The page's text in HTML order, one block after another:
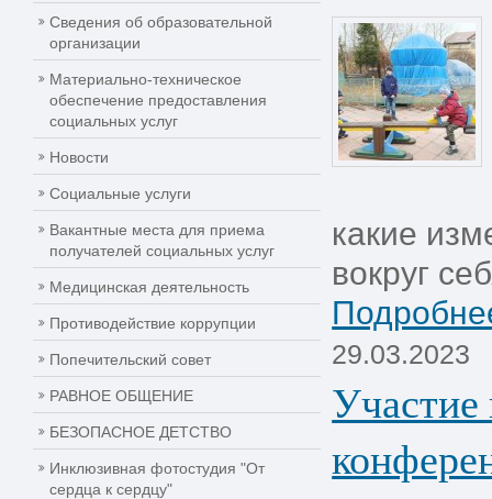
Сведения об образовательной
организации
Материально-техническое
обеспечение предоставления
социальных услуг
Новости
Социальные услуги
Вакантные места для приема
получателей социальных услуг
Медицинская деятельность
Противодействие коррупции
Попечительский совет
РАВНОЕ ОБЩЕНИЕ
БЕЗОПАСНОЕ ДЕТСТВО
Инклюзивная фотостудия "От
сердца к сердцу"
какие
вокруг
29.03.2023
Участие